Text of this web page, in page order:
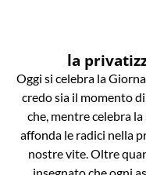
la
Oggi si celebra la
credo sia il momento
che, mentre celebra
affonda le radici nella
nostre vite. Oltre